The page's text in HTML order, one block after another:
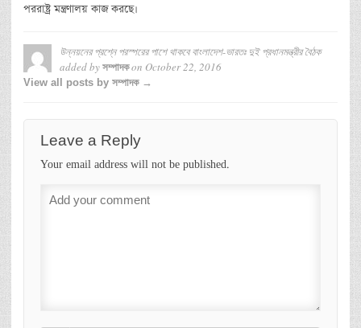
পররাষ্ট্র মন্ত্রণালয় কাজ করছে।
উন্নয়নের প্রশ্নে পরস্পরের পাশে থাকবে বাংলাদেশ-ভারতঃ দুই প্রধানমন্ত্রীর বৈঠক
added by সম্পাদকon October 22, 2016
View all posts by সম্পাদক →
Leave a Reply
Your email address will not be published.